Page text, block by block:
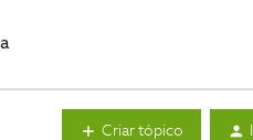
Criar tópico